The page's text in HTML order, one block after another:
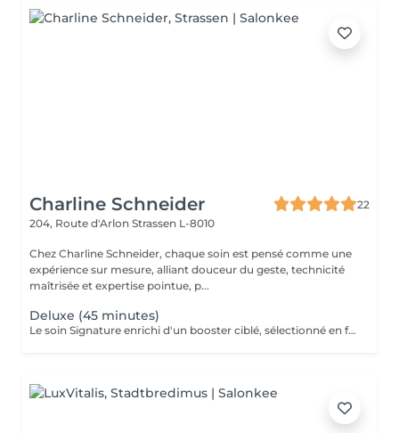
Charline Schneider
22
204, Route d'Arlon Strassen L-8010
Chez Charline Schneider, chaque soin est pensé comme une
expérience sur mesure, alliant douceur du geste, technicité
maîtrisée et expertise pointue, p...
Deluxe (45 minutes)
Le soin Signature enrichi d'un booster ciblé, sélectionné en fonction des besoins de votre peau (éclat, hydratation, fermeté, anti-âge, imperfections), et d'une séance de LED. Ce soin permet de travailler un objectif précis tout en améliorant la qualité globale de la peau. Idéal pour : cibler une problématique spécifique améliorer le grain de peau renforcer les résultats dans le temps Résultat : peau plus homogène, repulpée et visiblement revitalisée. Ce soin n'est pas adapté aux femmes enceintes ou allaitantes, ainsi qu'aux personnes allergiques aux algues ou à l'aspirine.